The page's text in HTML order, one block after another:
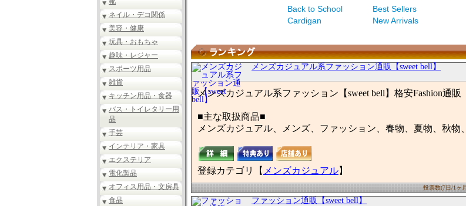
ネイル・デコ関係
美容・健康
玩具・おもちゃ
趣味・レジャー
スポーツ用品
雑貨
キッチン用品・食器
バス・トイレタリー用
品
手芸
インテリア・家具
エクステリア
電化製品
オフィス用品・文房具
食品
メンズカジュアル系ファッション通販【sweet bell】
メンズカジュアル系ファッション【sweet bell】格安Fashion通販
■主な取扱商品■
メンズカジュアル、メンズ、ファッション、春物、夏物、秋物
登録カテゴリ【 メンズカジュアル】
投票数(7日/1ヶ
ファッション通販【sweet bell】